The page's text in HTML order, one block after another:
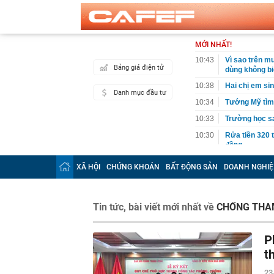
Bảng giá điện tử
Danh mục đầu tư
MỚI NHẤT!
10:43
Vì sao trên
dùng không
10:38
Hai chị em
10:34
Tướng Mỹ
10:33
Trường học
10:30
Rửa tiền 320
đồng
10:26
Quang Hải
10:22
Có 50 cơ sở
10:21
Công nghệ
10:19
Nhiều doanh
10:16
Đường dây
10:12
Việt Nam có
quyết từ chối,
XÃ HỘI CHỨNG KHOÁN BẤT ĐỘNG SẢN DOANH
Tin tức, bài viết mới nhất về CHỐNG